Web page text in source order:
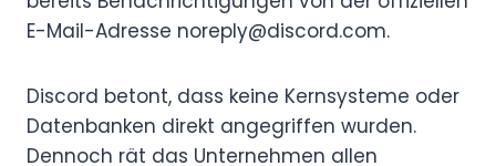
E-Mail-Adresse noreply@discord.com.
Discord betont, dass keine Kernsysteme oder
Datenbanken direkt angegriffen wurden.
Dennoch rät das Unternehmen allen